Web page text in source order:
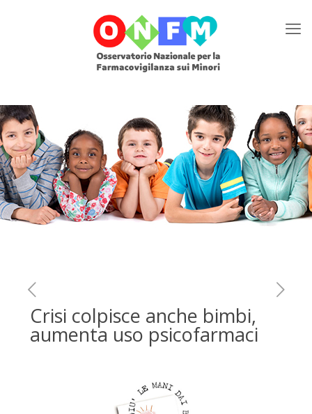
Crisi colpisce anche bimbi,
aumenta uso psicofarmaci